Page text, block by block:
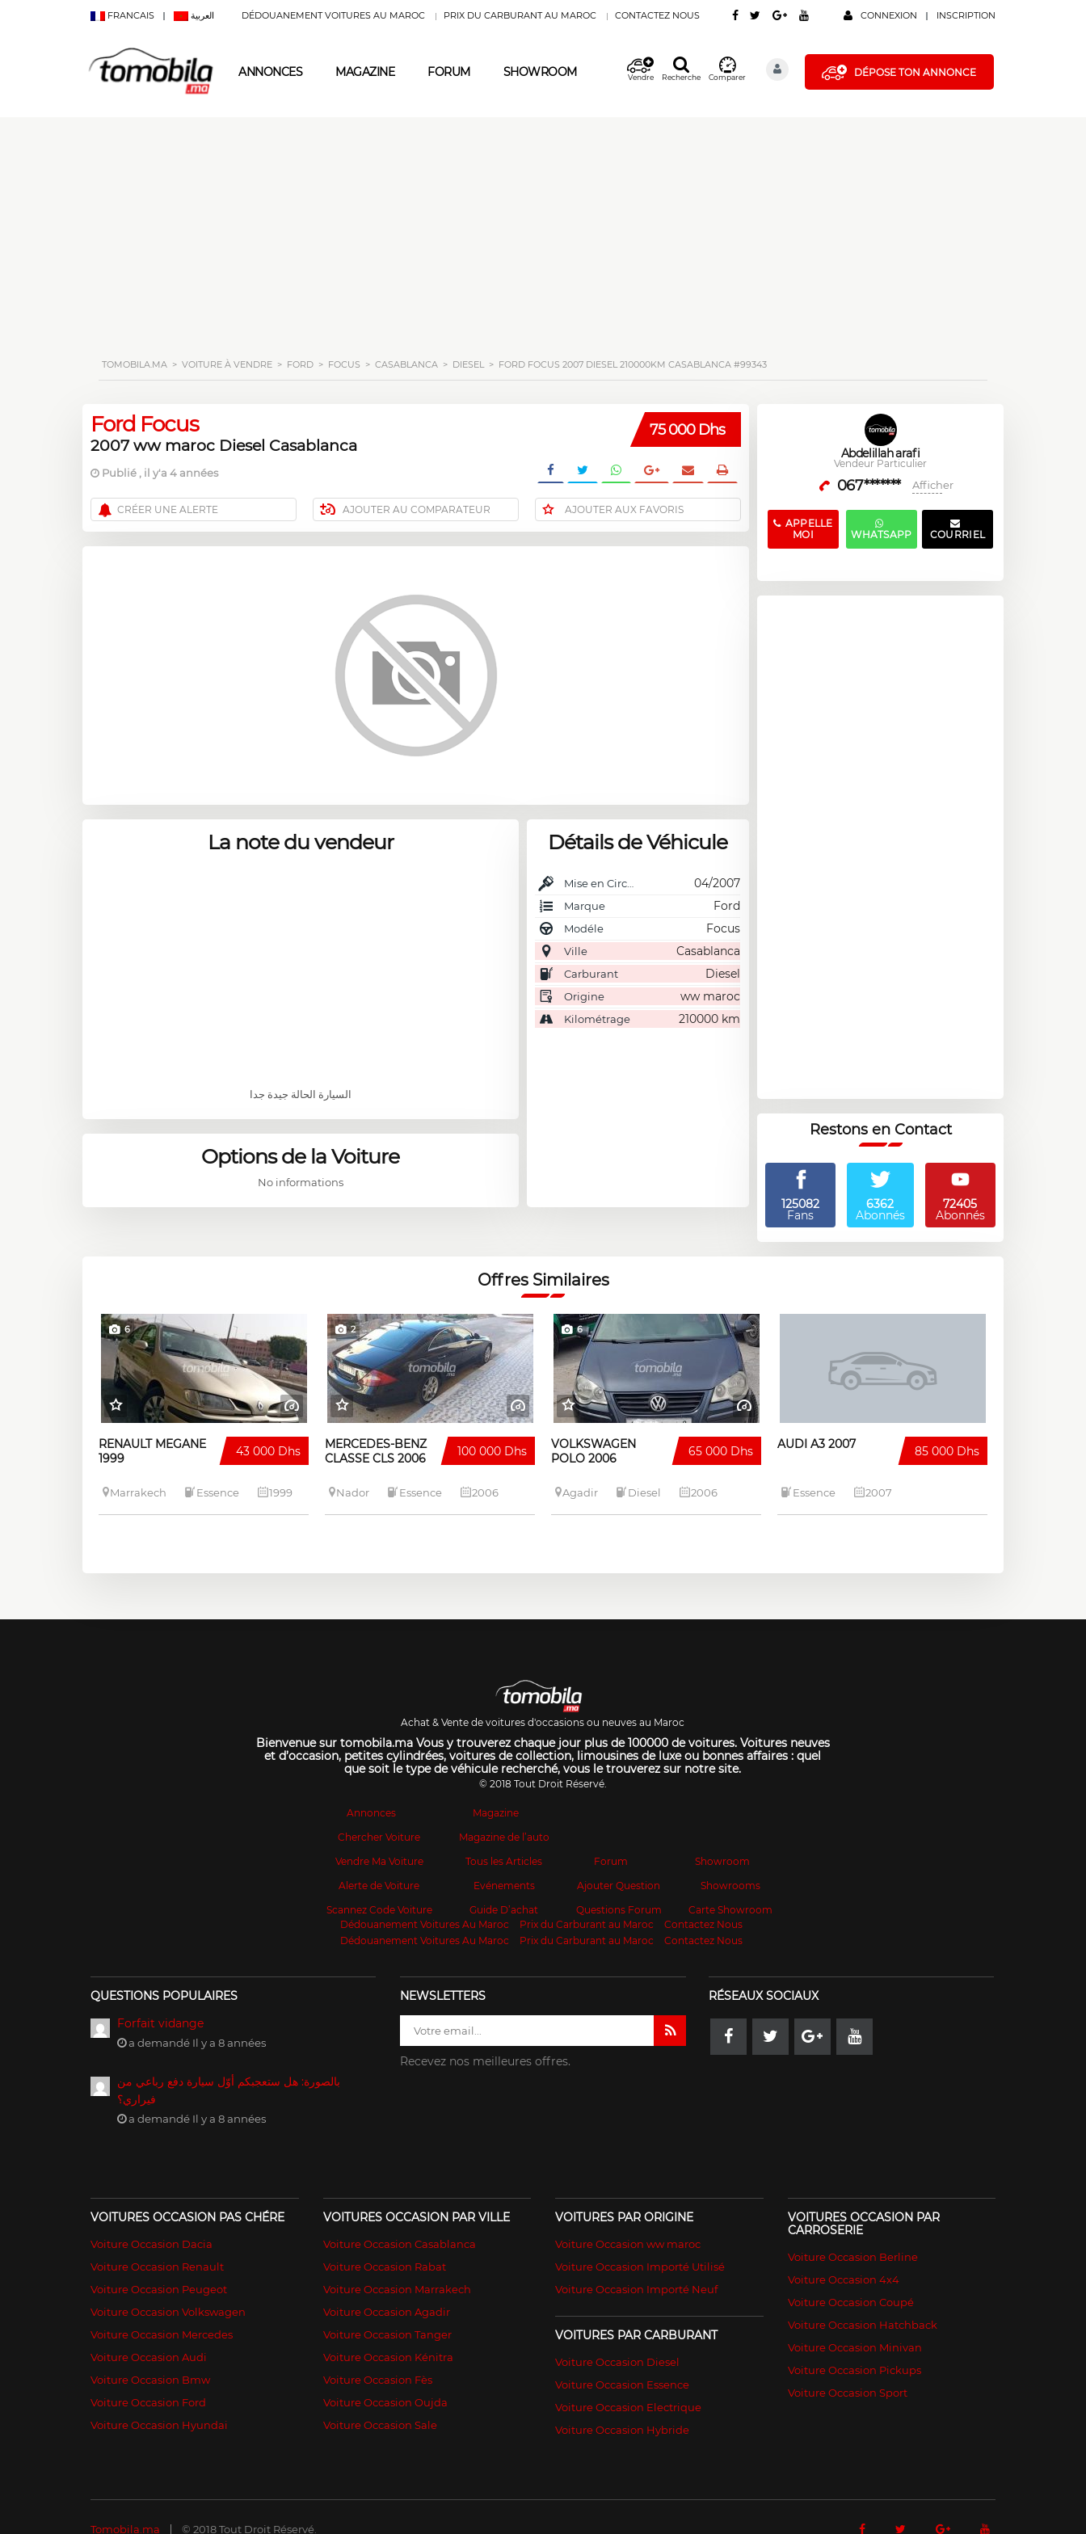
FRANCAIS العربية CONNEXION INSCRIPTION
DÉDOUANEMENT VOITURES AU MAROC PRIX DU CARBURANT AU MAROC CONTACTEZ NOUS
DÉPOSE TON ANNONCE
Comparer
Recherche
Vendre
ANNONCES MAGAZINE FORUM SHOWROOM
TOMOBILA.MA > VOITURE À VENDRE > FORD > FOCUS > CASABLANCA > DIESEL > FORD FOCUS 2007 DIESEL 210000KM CASABLANCA #99343
75 000 Dhs
Ford Focus
2007 ww maroc Diesel Casablanca
Publié , il y'a 4 années
CRÉER UNE ALERTE AJOUTER AU COMPARATEUR AJOUTER AUX FAVORIS
La note du vendeur
السيارة الحالة جيدة جدا
Options de la Voiture
No informations
Détails de Véhicule
Mise en Circulation 04/2007
Marque Ford
Modéle Focus
Ville Casablanca
Carburant Diesel
Origine ww maroc
Kilométrage 210000 km
Abdelillah arafi
Vendeur Particulier
067******* Afficher
APPELLE
MOI
COURRIEL
WHATSAPP
Restons en Contact
125082
Fans
6362
Abonnés
72405
Abonnés
Offres Similaires
6
43 000 Dhs
RENAULT MEGANE
1999
Marrakech Essence 1999
2
100 000 Dhs
MERCEDES-BENZ
CLASSE CLS 2006
Nador Essence 2006
6
65 000 Dhs
VOLKSWAGEN
POLO 2006
Agadir Diesel 2006
85 000 Dhs
AUDI A3 2007
Essence 2007
Achat & Vente de voitures d'occasions ou neuves au Maroc
Bienvenue sur tomobila.ma Vous y trouverez chaque jour plus de 100000 de voitures. Voitures neuves
et d’occasion, petites cylindrées, voitures de collection, limousines de luxe ou bonnes affaires : quel
que soit le type de véhicule recherché, vous le trouverez sur notre site.
© 2018 Tout Droit Réservé.
Annonces
Chercher Voiture
Vendre Ma Voiture
Alerte de Voiture
Scannez Code Voiture
Magazine
Magazine de l’auto
Tous les Articles
Evénements
Guide D’achat
Forum
Ajouter Question
Questions Forum
Showroom
Showrooms
Carte Showroom
Dédouanement Voitures Au Maroc
Prix du Carburant au Maroc
Contactez Nous
Dédouanement Voitures Au Maroc
Prix du Carburant au Maroc Contactez Nous
QUESTIONS POPULAIRES
Forfait vidange
a demandé Il y a 8 années
بالصورة: هل ستعجبكم أوّل سيارة دفع رباعي من
فيراري؟
a demandé Il y a 8 années
NEWSLETTERS
Recevez nos meilleures offres.
RÉSEAUX SOCIAUX
VOITURES OCCASION PAS CHÉRE
Voiture Occasion Dacia
Voiture Occasion Renault
Voiture Occasion Peugeot
Voiture Occasion Volkswagen
Voiture Occasion Mercedes
Voiture Occasion Audi
Voiture Occasion Bmw
Voiture Occasion Ford
Voiture Occasion Hyundai
VOITURES OCCASION PAR VILLE
Voiture Occasion Casablanca
Voiture Occasion Rabat
Voiture Occasion Marrakech
Voiture Occasion Agadir
Voiture Occasion Tanger
Voiture Occasion Kénitra
Voiture Occasion Fès
Voiture Occasion Oujda
Voiture Occasion Sale
VOITURES PAR ORIGINE
Voiture Occasion ww maroc
Voiture Occasion Importé Utilisé
Voiture Occasion Importé Neuf
VOITURES PAR CARBURANT
Voiture Occasion Diesel
Voiture Occasion Essence
Voiture Occasion Electrique
Voiture Occasion Hybride
VOITURES OCCASION PAR
CARROSERIE
Voiture Occasion Berline
Voiture Occasion 4x4
Voiture Occasion Coupé
Voiture Occasion Hatchback
Voiture Occasion Minivan
Voiture Occasion Pickups
Voiture Occasion Sport
Tomobila.ma © 2018 Tout Droit Réservé.